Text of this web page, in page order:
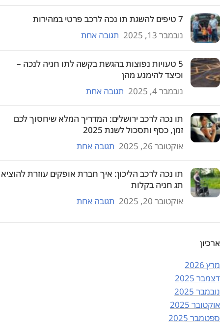
7 טיפים להשגת תו נכה לרכב פרטי במהירות
נובמבר 13, 2025
תגובה אחת
5 טעויות נפוצות בהגשת בקשה לתו חניה לנכה –
וכיצד להימנע מהן
נובמבר 4, 2025
תגובה אחת
תו נכה לרכב ירושלים: המדריך המלא שיחסוך לכם
זמן, כסף ותסכול לשנת 2025
אוקטובר 26, 2025
תגובה אחת
תו נכה לרכב הליכון: איך חברת אופקים עוזרת להוציא
תג חניה בקלות
אוקטובר 20, 2025
תגובה אחת
ארכיון
מרץ 2026
דצמבר 2025
נובמבר 2025
אוקטובר 2025
ספטמבר 2025